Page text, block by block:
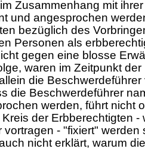
Zusammenhang mit
und angesprochen
bezüglich des
Personen als
gegen eine blosse
waren im Zeitpunkt
die
die Beschwerdeführer
werden, führt nicht
der Erbberechtigten -
- "fixiert" werden
nicht erklärt, warum